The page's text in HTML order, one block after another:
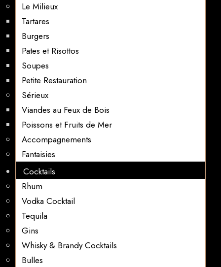
Le Milieux
Tartares
Burgers
Pates et Risottos
Soupes
Petite Restauration
Sérieux
Viandes au Feux de Bois
Poissons et Fruits de Mer
Accompagnements
Fantaisies
Cocktails
Rhum
Vodka Cocktail
Tequila
Gins
Whisky & Brandy Cocktails
Bulles